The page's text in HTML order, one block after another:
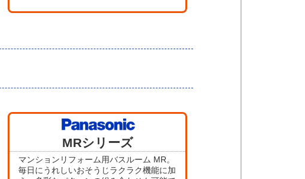
MRシリーズ
マンションリフォーム用バスルーム MR。
毎日にうれしいおそうじラクラク機能に加